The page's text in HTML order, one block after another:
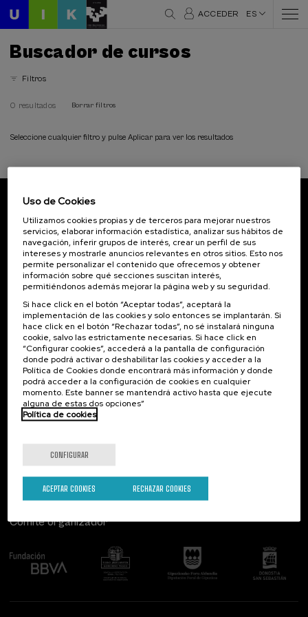
ACCEDER ES
Buscador de cursos
Filtros
0 resultados Borrar filtros
Seleccione cualquier filtro y pulse Aplicar para ver los resultados
Inscríbete para ser el primero/a en recibir las
novedades de UIK.
Suscribirse
Contacto
Palacio Miramar
Paseo de Miraconcha, 48
20007 Donostia / San Sebastián
Gipuzkoa, Spain
Contacta con nosotros
De interés...
Actividades anteriores
Comité organizador
Uso de Cookies
Utilizamos cookies propias y de terceros para mejorar nuestros
servicios, elaborar información estadística, analizar sus hábitos de
navegación, inferir grupos de interés, crear un perfil de sus
intereses y mostrarle anuncios relevantes en otros sitios. Esto nos
permite personalizar el contenido que ofrecemos y obtener
información sobre qué secciones suscitan interés,
permitiéndonos además mejorar la página web y su seguridad.
Si hace click en el botón “Aceptar todas”, aceptará la
implementación de las cookies y solo entonces se implantarán. Si
hace click en el botón “Rechazar todas”, no sé instalará ninguna
cookie, salvo las estrictamente necesarias. Si hace click en
“Configurar cookies”, accederá a la pantalla de configuración
donde podrá activar o deshabilitar las cookies y acceder a la
Política de Cookies donde encontrará más información y donde
podrá acceder a la configuración de cookies en cualquier
momento. Este banner se mantendrá activo hasta que ejecute
alguna de estas dos opciones”
Política de cookies
CONFIGURAR
RECHAZAR COOKIES
ACEPTAR COOKIES